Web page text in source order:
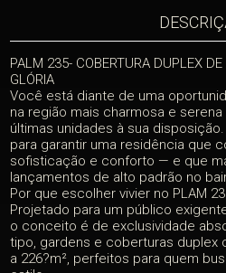
PALM 235- COBERTURA DUPLEX
GLÓRIA
Você está diante de uma
na região mais charmosa e
últimas unidades à sua
para garantir uma residência que
sofisticação e conforto — e que
lançamentos de alto padrão no
Por que escolher vivier no PLAM
Projetado para um público
o conceito é de exclusividade
tipo, gardens e coberturas duplex
a 226?m², perfeitos para quem